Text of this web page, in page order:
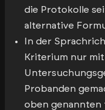
die Protokolle
alternative
In der
Kriterium nur
Probanden
oben